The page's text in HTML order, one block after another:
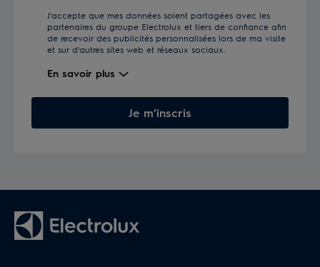
J'accepte que mes données soient partagées avec les
partenaires du groupe Electrolux et tiers de confiance afin
de recevoir des publicités personnalisées lors de ma visite
et sur d'autres sites web et réseaux sociaux.
En savoir plus
Je m’inscris